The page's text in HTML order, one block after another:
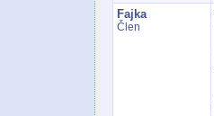
Fajka
Člen